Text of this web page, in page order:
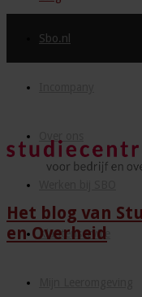
Sbo.nl
Klantenservice
Het blog van
en Overheid